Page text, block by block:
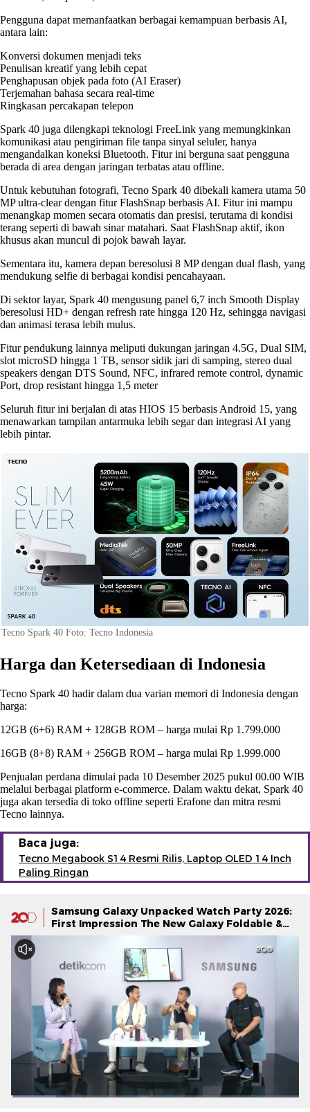
Pengguna dapat memanfaatkan berbagai kemampuan berbasis AI,
antara lain:
Konversi dokumen menjadi teks
Penulisan kreatif yang lebih cepat
Penghapusan objek pada foto (AI Eraser)
Terjemahan bahasa secara real-time
Ringkasan percakapan telepon
Spark 40 juga dilengkapi teknologi FreeLink yang memungkinkan
komunikasi atau pengiriman file tanpa sinyal seluler, hanya
mengandalkan koneksi Bluetooth. Fitur ini berguna saat pengguna
berada di area dengan jaringan terbatas atau offline.
Untuk kebutuhan fotografi, Tecno Spark 40 dibekali kamera utama 50
MP ultra-clear dengan fitur FlashSnap berbasis AI. Fitur ini mampu
menangkap momen secara otomatis dan presisi, terutama di kondisi
terang seperti di bawah sinar matahari. Saat FlashSnap aktif, ikon
khusus akan muncul di pojok bawah layar.
Sementara itu, kamera depan beresolusi 8 MP dengan dual flash, yang
mendukung selfie di berbagai kondisi pencahayaan.
Di sektor layar, Spark 40 mengusung panel 6,7 inch Smooth Display
beresolusi HD+ dengan refresh rate hingga 120 Hz, sehingga navigasi
dan animasi terasa lebih mulus.
Fitur pendukung lainnya meliputi dukungan jaringan 4.5G, Dual SIM,
slot microSD hingga 1 TB, sensor sidik jari di samping, stereo dual
speakers dengan DTS Sound, NFC, infrared remote control, dynamic
Port, drop resistant hingga 1,5 meter
Seluruh fitur ini berjalan di atas HIOS 15 berbasis Android 15, yang
menawarkan tampilan antarmuka lebih segar dan integrasi AI yang
lebih pintar.
Tecno Spark 40 Foto: Tecno Indonesia
Harga dan Ketersediaan di Indonesia
Tecno Spark 40 hadir dalam dua varian memori di Indonesia dengan
harga:
12GB (6+6) RAM + 128GB ROM – harga mulai Rp 1.799.000
16GB (8+8) RAM + 256GB ROM – harga mulai Rp 1.999.000
Penjualan perdana dimulai pada 10 Desember 2025 pukul 00.00 WIB
melalui berbagai platform e-commerce. Dalam waktu dekat, Spark 40
juga akan tersedia di toko offline seperti Erafone dan mitra resmi
Tecno lainnya.
Baca juga:
Tecno Megabook S14 Resmi Rilis, Laptop OLED 14 Inch
Paling Ringan
Samsung Galaxy Unpacked Watch Party 2026:
First Impression The New Galaxy Foldable &
Galaxy Watch Series